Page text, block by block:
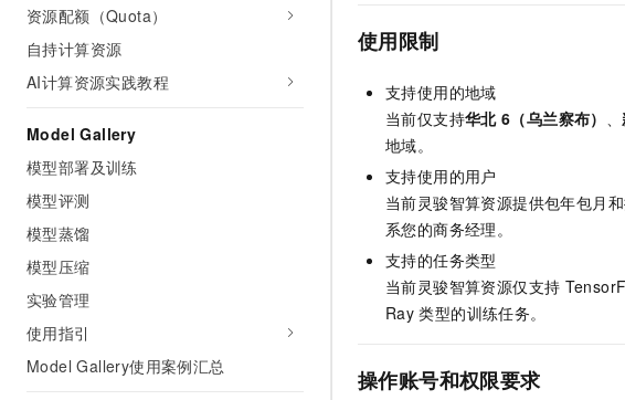
资源配额（Quota）
自持计算资源
AI计算资源实践教程
Model Gallery
模型部署及训练
模型评测
模型蒸馏
模型压缩
实验管理
使用指引
Model Gallery使用案例汇总
使用限制
支持使用的地域
当前仅支持华北 6（乌兰察布） 、
地域。
支持使用的用户
当前灵骏智算资源提供包年包月
系您的商务经理。
支持的任务类型
当前灵骏智算资源仅支持
Ray 类型的训练任务。
操作账号和权限要求
千问AI平台-模型体验
在线体验全尺寸、多种模态的模型效果
Happy 系列大模型
大模型解决方案
大数据计算
媒体服务
企业服务与云通信
域名与网站
终端用户计算
Serverless
开发工具
上云与迁云
企业出海
产品新客免费试用，最长12个月
助力企业全员 AI 认知与能力提升
生态解决方案
行业生态解决方案
开发者生态解决方案
AI 开发和 AI 应用解决方案